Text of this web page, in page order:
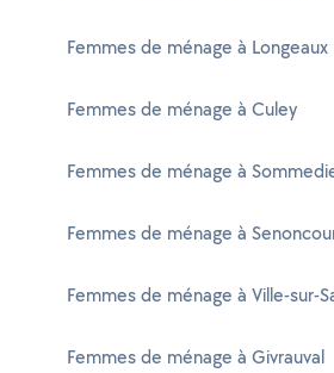
Femmes de ménage à Longeaux
Femmes de ménage à Culey
Femmes de ménage à
Femmes de ménage à
Femmes de ménage à Ville-sur-
Femmes de ménage à Givrauval